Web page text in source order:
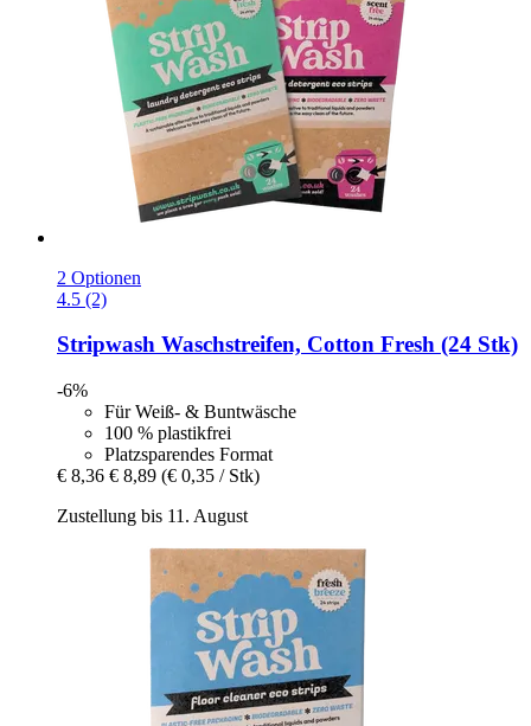
2 Optionen
4.5 (2)
Stripwash Waschstreifen, Cotton Fresh (24 Stk)
-6%
Für Weiß- & Buntwäsche
100 % plastikfrei
Platzsparendes Format
€ 8,36 € 8,89 (€ 0,35 / Stk)
Zustellung bis 11. August